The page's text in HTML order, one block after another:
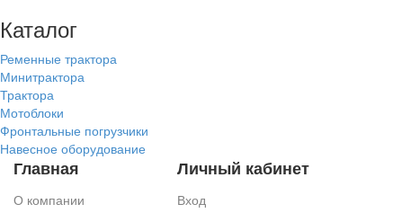
Каталог
Ременные трактора
Минитрактора
Трактора
Мотоблоки
Фронтальные погрузчики
Навесное оборудование
Главная
О компании
Личный кабинет
Вход